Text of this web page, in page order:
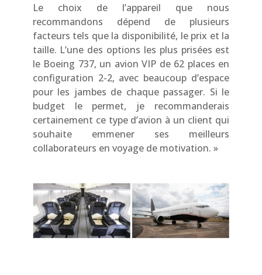
Le choix de l’appareil que nous
recommandons dépend de plusieurs
facteurs tels que la disponibilité, le prix et la
taille. L’une des options les plus prisées est
le Boeing 737, un avion VIP de 62 places en
configuration 2-2, avec beaucoup d’espace
pour les jambes de chaque passager. Si le
budget le permet, je recommanderais
certainement ce type d’avion à un client qui
souhaite emmener ses meilleurs
collaborateurs en voyage de motivation. »